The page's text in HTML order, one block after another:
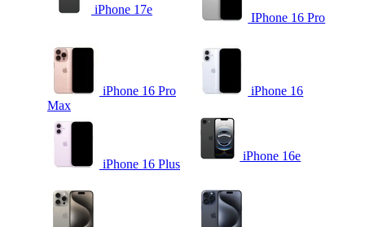
iPhone 17e
IPhone 16 Pro
iPhone 16 Pro
Max
iPhone 16
iPhone 16 Plus
iPhone 16e